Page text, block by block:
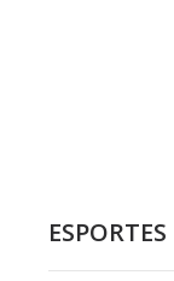
ESPORTES